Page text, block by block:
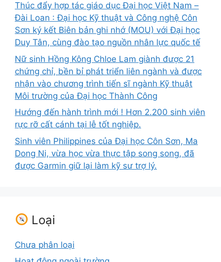
Thúc đẩy hợp tác giáo dục Đại học Việt Nam –
Đài Loan : Đại học Kỹ thuật và Công nghệ Côn
Sơn ký kết Biên bản ghi nhớ (MOU) với Đại học
Duy Tân, cùng đào tạo nguồn nhân lực quốc tế
Nữ sinh Hồng Kông Chloe Lam giành được 21
chứng chỉ, bền bỉ phát triển liên ngành và được
nhận vào chương trình tiến sĩ ngành Kỹ thuật
Môi trường của Đại học Thành Công
Hướng đến hành trình mới ! Hơn 2.200 sinh viên
rực rỡ cất cánh tại lễ tốt nghiệp.
Sinh viên Philippines của Đại học Côn Sơn, Ma
Dong Ni, vừa học vừa thực tập song song, đã
được Garmin giữ lại làm kỹ sư trợ lý.
Loại
Chưa phân loại